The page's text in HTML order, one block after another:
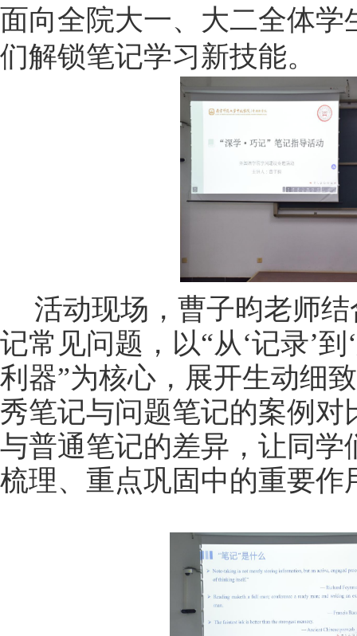
面向全院大一、大二全体
们解锁笔记学习新技能。
活动现场，曹子昀老师
记常见问题，以“从‘记录’
利器”为核心，展开生动细
秀笔记与问题笔记的案例
与普通笔记的差异，让同
梳理、重点巩固中的重要作